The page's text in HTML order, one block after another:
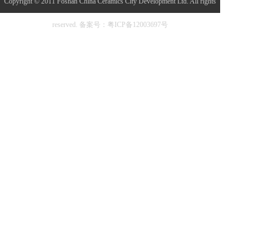
reserved. 备案号：粤ICP备12003697号